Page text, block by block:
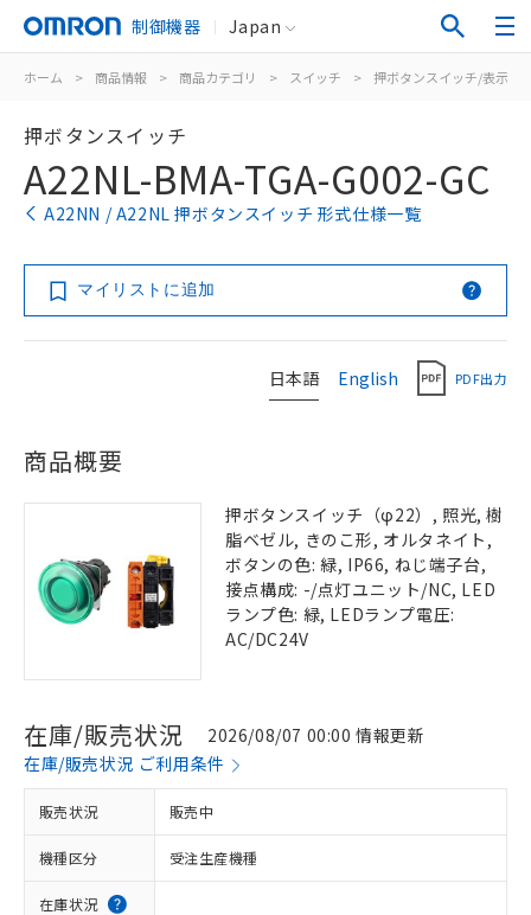
制御機器 Japan
ホーム > 商品情報 > 商品カテゴリ > スイッチ > 押ボタンスイッチ/表示灯
押ボタンスイッチ
A22NL-BMA-TGA-G002-GC
A22NN / A22NL 押ボタンスイッチ 形式仕様一覧
マイリストに追加
日本語 English PDF出力
商品概要
押ボタンスイッチ（φ22）, 照光, 樹
脂ベゼル, きのこ形, オルタネイト,
ボタンの色: 緑, IP66, ねじ端子台,
接点構成: -/点灯ユニット/NC, LED
ランプ色: 緑, LEDランプ電圧:
AC/DC24V
在庫/販売状況
2026/08/07 00:00 情報更新
在庫/販売状況 ご利用条件
販売状況 販売中
機種区分 受注生産機種
在庫状況